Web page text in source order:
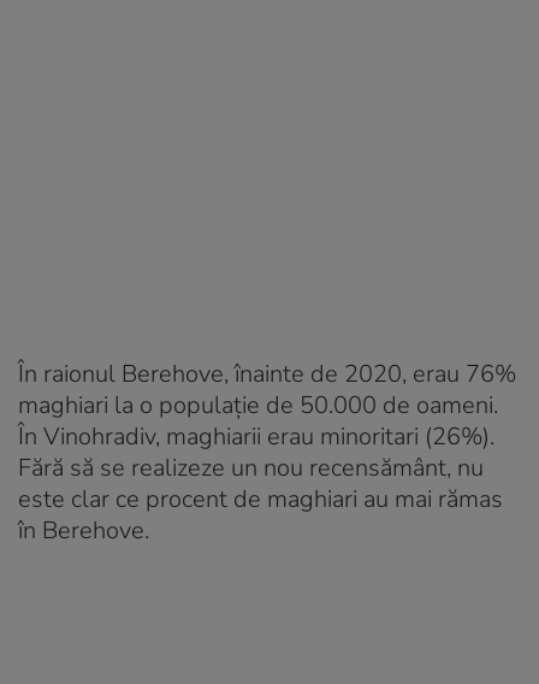
În raionul Berehove, înainte de 2020, erau 76%
maghiari la o populație de 50.000 de oameni.
În Vinohradiv, maghiarii erau minoritari (26%).
Fără să se realizeze un nou recensământ, nu
este clar ce procent de maghiari au mai rămas
în Berehove.